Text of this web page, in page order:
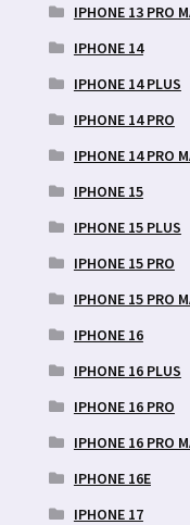
IPHONE 13 PRO
IPHONE 14
IPHONE 14 PLUS
IPHONE 14 PRO
IPHONE 14 PRO
IPHONE 15
IPHONE 15 PLUS
IPHONE 15 PRO
IPHONE 15 PRO
IPHONE 16
IPHONE 16 PLUS
IPHONE 16 PRO
IPHONE 16 PRO
IPHONE 16E
IPHONE 17